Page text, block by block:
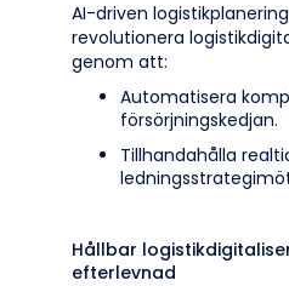
AI-driven
revolutionera
genom att:
Automatisera
försörjningskedjan.
Tillhandahålla
Hållbar
efterlevnad